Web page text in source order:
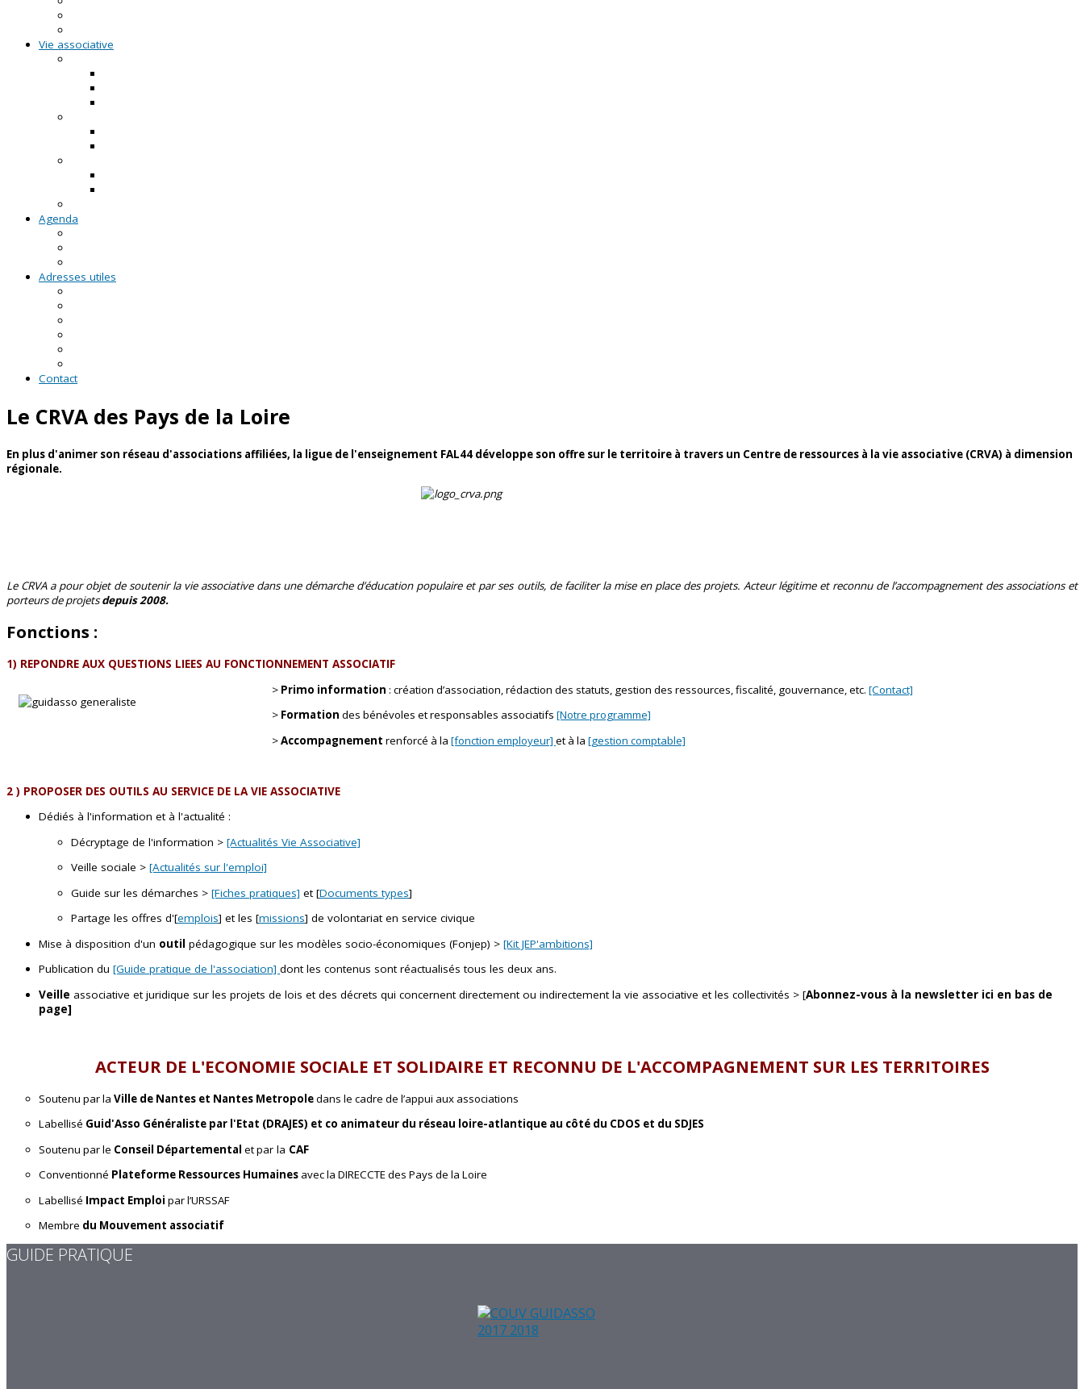
Vie associative
Agenda
Adresses utiles
Contact
Le CRVA des Pays de la Loire
En plus d'animer son réseau d'associations affiliées, la ligue de l'enseignement FAL44 développe son offre sur le territoire à travers un Centre de ressources à la vie associative (CRVA) à dimension
régionale.
Le CRVA a pour objet de soutenir la vie associative dans une démarche d’éducation populaire et par ses outils, de faciliter la mise en place des projets. Acteur légitime et reconnu de l’accompagnement des associations et
porteurs de projetsdepuis 2008.
Fonctions :
1) REPONDRE AUX QUESTIONS LIEES AU FONCTIONNEMENT ASSOCIATIF
> Primo information : création d’association, rédaction des statuts, gestion des ressources, fiscalité, gouvernance, etc. [Contact]
> Formation des bénévoles et responsables associatifs [Notre programme]
>Accompagnement renforcé à la [fonction employeur] et à la [gestion comptable]
2 ) PROPOSER DES OUTILS AU SERVICE DE LA VIE ASSOCIATIVE
Dédiés à l'information et à l'actualité :
Décryptage de l'information > [Actualités Vie Associative]
Veille sociale > [Actualités sur l'emploi]
Guide sur les démarches > [Fiches pratiques] et [Documents types]
Partage les offres d'[emplois] et les [missions] de volontariat en service civique
Mise à disposition d'un outil pédagogique sur les modèles socio-économiques (Fonjep) > [Kit JEP'ambitions]
Publication du [Guide pratique de l'association] dont les contenus sont réactualisés tous les deux ans.
Veille associative et juridique sur les projets de lois et des décrets qui concernent directement ou indirectement la vie associative et les collectivités > [Abonnez-vous à la newsletter ici en bas de
page]
ACTEUR DE L'ECONOMIE SOCIALE ET SOLIDAIRE ET RECONNU DE L'ACCOMPAGNEMENT SUR LES TERRITOIRES
Soutenu par la Ville de Nantes et Nantes Metropoledans le cadre de l’appui aux associations
Labellisé Guid'Asso Généraliste par l'Etat (DRAJES) et co animateur du réseau loire-atlantique au côté du CDOS et du SDJES
Soutenu par le Conseil Départemental et par la CAF
Conventionné Plateforme Ressources Humaines avec la DIRECCTE des Pays de la Loire
Labellisé Impact Emploi par l’URSSAF
Membre du Mouvement associatif
GUIDE PRATIQUE